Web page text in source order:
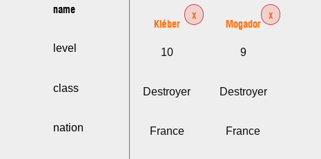
name
level
class
nation
Kléber
x
10
Destroyer
France
Mogador
x
9
Destroyer
France